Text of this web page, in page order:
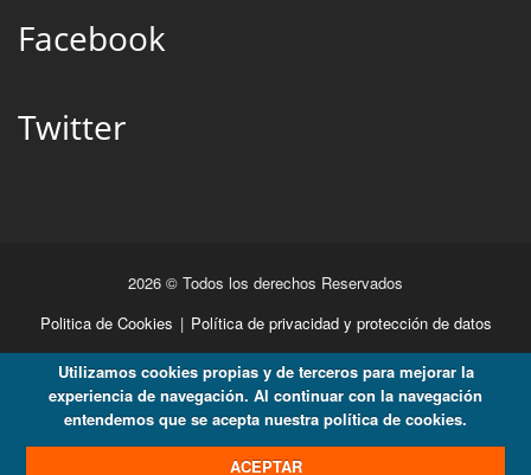
Facebook
Twitter
2026 © Todos los derechos Reservados
Politica de Cookies | Política de privacidad y protección de datos
Utilizamos cookies propias y de terceros para mejorar la
experiencia de navegación. Al continuar con la navegación
entendemos que se acepta nuestra política de cookies.
ACEPTAR